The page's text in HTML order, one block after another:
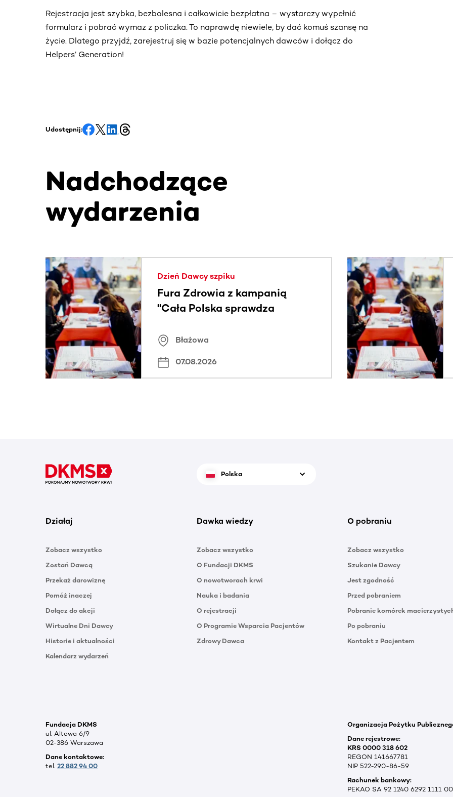
Rejestracja jest szybka, bezbolesna i całkowicie bezpłatna – wystarczy wypełnić
formularz i pobrać wymaz z policzka. To naprawdę niewiele, by dać komuś szansę na
życie. Dlatego przyjdź, zarejestruj się w bazie potencjalnych dawców i dołącz do
Helpers’ Generation!
Udostępnij:
Nadchodzące
wydarzenia
Ta sekcja zawiera treści przewijane w poziomie. Użyj klawisza Tab lub przesuń palcem, aby zobaczyć
Dzień Dawcy szpiku
Fura Zdrowia z kampanią
"Cała Polska sprawdza
Błażowa
07.08.2026
Polska
Działaj
Zobacz wszystko
Zostań Dawcą
Przekaż darowiznę
Pomóż inaczej
Dołącz do akcji
Wirtualne Dni Dawcy
Historie i aktualności
Kalendarz wydarzeń
Dawka wiedzy
Zobacz wszystko
O Fundacji DKMS
O nowotworach krwi
Nauka i badania
O rejestracji
O Programie Wsparcia Pacjentów
Zdrowy Dawca
O pobraniu
Zobacz wszystko
Szukanie Dawcy
Jest zgodność
Przed pobraniem
Pobranie komórek
Po pobraniu
Kontakt z Pacjentem
Fundacja DKMS
ul. Altowa 6/9
02-386 Warszawa
Dane kontaktowe:
tel. 22 882 94 00
Organizacja Pożytku
Dane rejestrowe:
KRS 0000 318 602
REGON 141667781
NIP 522-290-86-59
Rachunek bankowy:
PEKAO SA 92 1240 6292 1111